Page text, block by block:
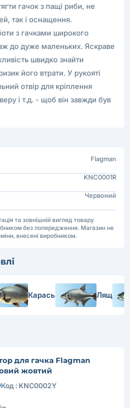
гачок з пащі риби, не
так і оснащення.
з гачками широкого
до дуже маленьких. Яскраве
швидко знайти
його втрати. У рукояті
отвір для кріплення
і т.д. - щоб він завжди був
Flagman
KNC0001R
Червоний
та зовнішній вигляд товару
без попередження. Магазин не
внесені виробником.
Карась Лящ
для гачка Flagman
жовтий
Код : KNC0002Y